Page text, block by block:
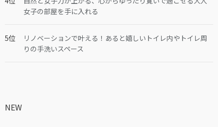
女子の部屋を手に入れる
リノベーションで叶える！あると嬉しいトイレ内やトイレ周
りの手洗いスペース
NEW